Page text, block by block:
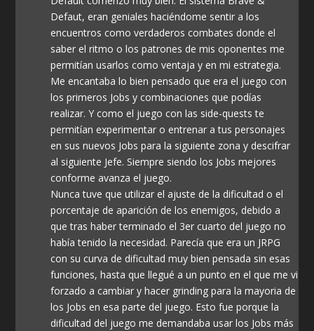
Defaut, eran geniales haciéndome sentir a los
encuentros como verdaderos combates donde el
saber el ritmo o los patrones de mis oponentes me
permitían usarlos como ventaja y en mi estrategia.
Me encantaba lo bien pensado que era el juego con
los primeros Jobs y combinaciones que podías
realizar. Y como el juego con las side-quests te
permitían experimentar o entrenar a tus personajes
en sus nuevos Jobs para la siguiente zona y descifrar
al siguiente Jefe. Siempre siendo los Jobs mejores
conforme avanza el juego.
Nunca tuve que utilizar el ajuste de la dificultad o el
porcentaje de aparición de los enemigos, debido a
que tras haber terminado el 3er cuarto del juego no
había tenido la necesidad. Parecía que era un JRPG
con su curva de dificultad muy bien pensada sin esas
funciones, hasta que llegué a un punto en el que me vi
forzado a cambiar y hacer grinding para la mayoria de
los Jobs en esa parte del juego. Esto fue porque la
dificultad del juego me demandaba usar los Jobs más